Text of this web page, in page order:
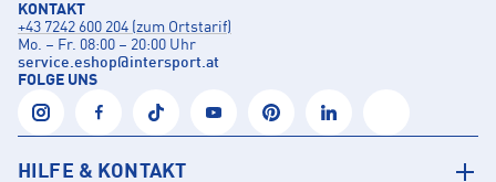
KONTAKT
+43 7242 600 204 (zum Ortstarif)
Mo. – Fr. 08:00 – 20:00 Uhr
service.eshop@intersport.at
FOLGE UNS
HILFE & KONTAKT